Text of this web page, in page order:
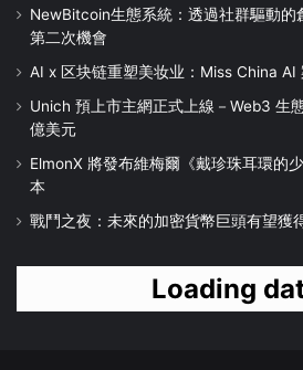
NewBitcoin生態系統：透過社群驅動的
第二次機會
AI x 区块链重塑美妆业：Miss China AI
Unich 預上市主網正式上線－Web3 生
億美元
ElmonX 將發布維梅爾《戴珍珠耳環的
本
戰鬥之夜：未來的加密貨幣巨頭有望獲
Loading